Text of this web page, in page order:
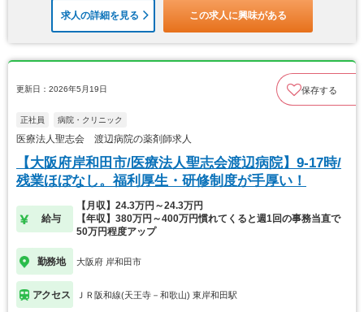
求人の詳細を見る この求人に興味がある
更新日：2026年5月19日 保存する
正社員 病院・クリニック
医療法人聖志会 渡辺病院の薬剤師求人
【大阪府岸和田市/医療法人聖志会渡辺病院】9-17時/
残業ほぼなし。福利厚生・研修制度が手厚い！
給与
【月収】24.3万円～24.3万円
【年収】380万円～400万円慣れてくると週1回の事務当直で
50万円程度アップ
勤務地 大阪府 岸和田市
アクセス ＪＲ阪和線(天王寺－和歌山) 東岸和田駅